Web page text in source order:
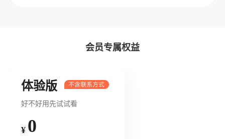
会员专属权益
体验版
好不好用先试试看
¥ 0